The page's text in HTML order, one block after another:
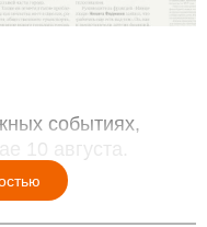
событиях,
10 августа.